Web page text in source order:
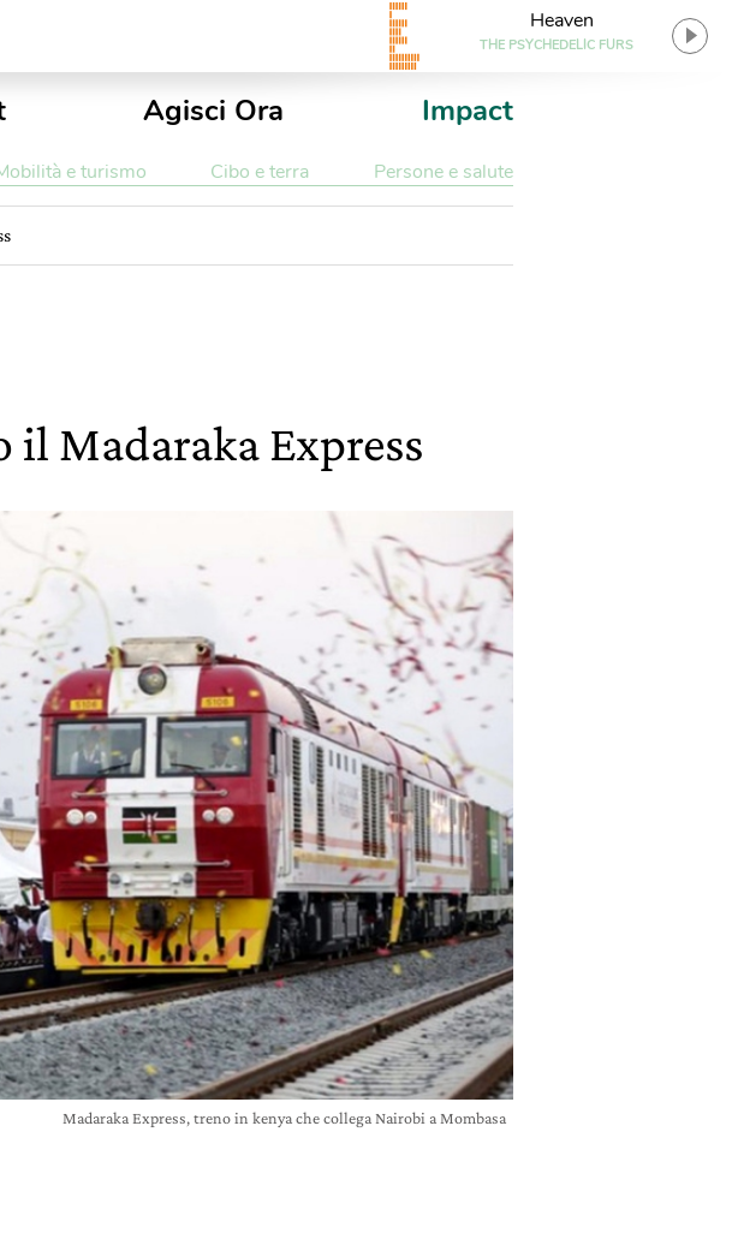
Heaven
THE PSYCHEDELIC FURS
Agisci Ora Impact
e turismo Cibo e terra Persone e salute
Madaraka Express
Madaraka Express, treno in kenya che collega Nairobi a Mombasa